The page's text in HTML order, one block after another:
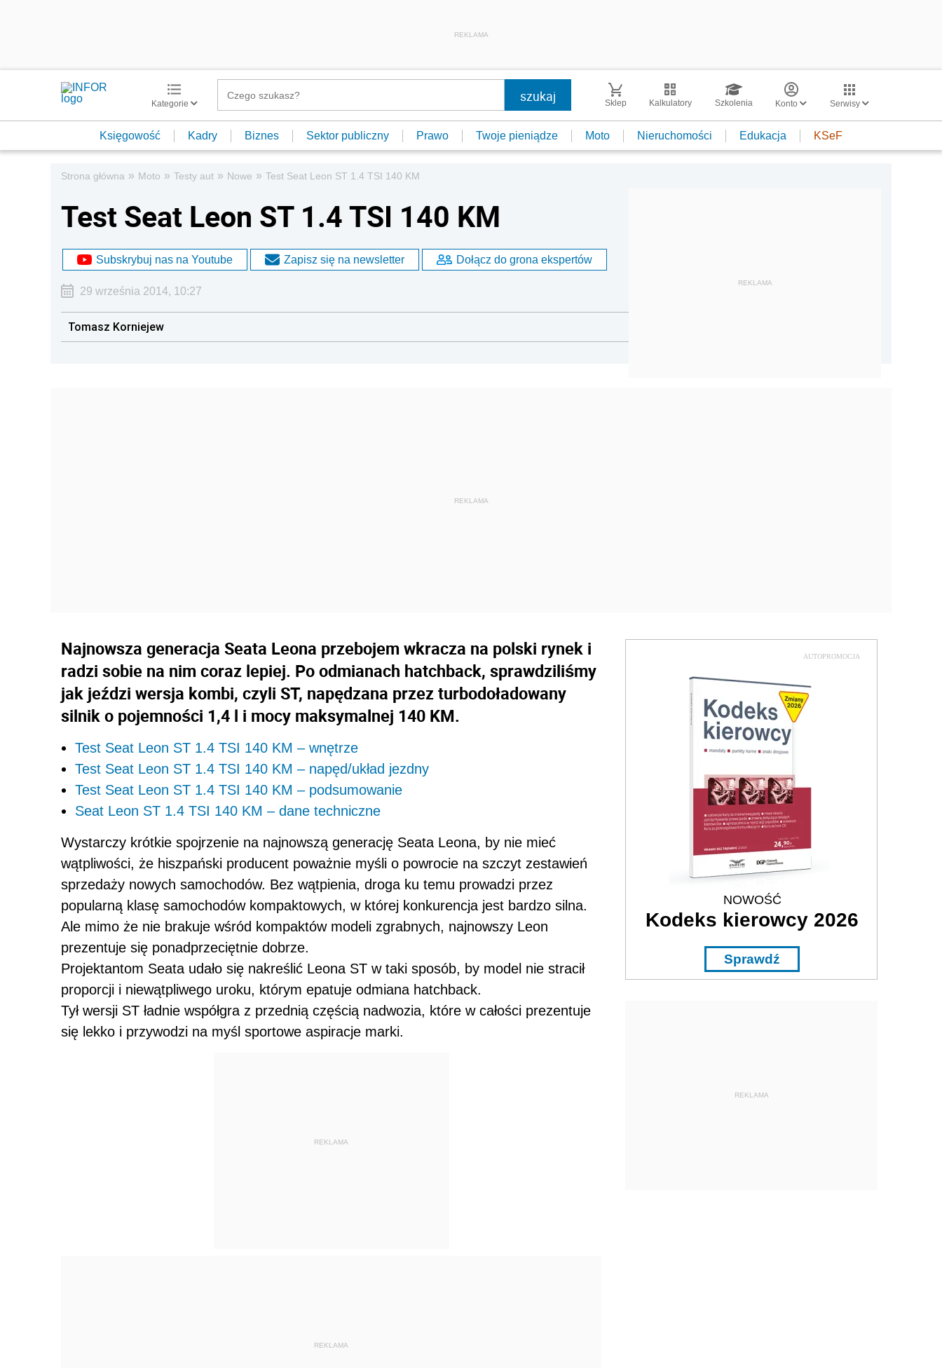
REKLAMA
Kategorie Sklep Kalkulatory Szkolenia Konto Serwisy
Księgowość Kadry Biznes Sektor publiczny Prawo Twoje pieniądze Moto Nieruchomości Edukacja KSeF
Strona główna » Moto » Testy aut » Nowe » Test Seat Leon ST 1.4 TSI 140 KM
Test Seat Leon ST 1.4 TSI 140 KM
Subskrybuj nas na Youtube Zapisz się na newsletter Dołącz do grona ekspertów
29 września 2014, 10:27
Tomasz Korniejew
REKLAMA
Najnowsza generacja Seata Leona przebojem wkracza na polski rynek i
radzi sobie na nim coraz lepiej. Po odmianach hatchback, sprawdziliśmy
jak jeździ wersja kombi, czyli ST, napędzana przez turbodoładowany
silnik o pojemności 1,4 l i mocy maksymalnej 140 KM.
Test Seat Leon ST 1.4 TSI 140 KM – wnętrze
Test Seat Leon ST 1.4 TSI 140 KM – napęd/układ jezdny
Test Seat Leon ST 1.4 TSI 140 KM – podsumowanie
Seat Leon ST 1.4 TSI 140 KM – dane techniczne
Wystarczy krótkie spojrzenie na najnowszą generację Seata Leona, by nie mieć
wątpliwości, że hiszpański producent poważnie myśli o powrocie na szczyt zestawień
sprzedaży nowych samochodów. Bez wątpienia, droga ku temu prowadzi przez
popularną klasę samochodów kompaktowych, w której konkurencja jest bardzo silna.
Ale mimo że nie brakuje wśród kompaktów modeli zgrabnych, najnowszy Leon
prezentuje się ponadprzeciętnie dobrze.
Projektantom Seata udało się nakreślić Leona ST w taki sposób, by model nie stracił
proporcji i niewątpliwego uroku, którym epatuje odmiana hatchback.
Tył wersji ST ładnie współgra z przednią częścią nadwozia, które w całości prezentuje
się lekko i przywodzi na myśl sportowe aspiracje marki.
REKLAMA
REKLAMA
AUTOPROMOCJA
NOWOŚĆ
Kodeks kierowcy 2026
Sprawdź
REKLAMA